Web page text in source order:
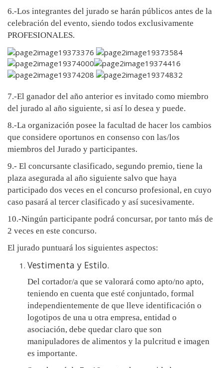
6.-Los integrantes del jurado se harán públicos antes de la
celebración del evento, siendo todos exclusivamente
PROFESIONALES.
7.-El ganador del año anterior es invitado como miembro
del jurado al año siguiente, si así lo desea y puede.
8.-La organización posee la facultad de hacer los cambios
que considere oportunos en consenso con las/los
miembros del Jurado y participantes.
9.- El concursante clasificado, segundo premio, tiene la
plaza asegurada al año siguiente salvo que haya
participado dos veces en el concurso profesional, en cuyo
caso pasará al tercer clasificado y así sucesivamente.
10.-Ningún participante podrá concursar, por tanto más de
2 veces en este concurso.
El jurado puntuará los siguientes aspectos:
Vestimenta y Estilo.
Del cortador/a que se valorará como apto/no apto,
teniendo en cuenta que esté conjuntado, formal
independientemente de que lleve identificación o
logotipos de una u otra empresa, entidad o
asociación, debe quedar claro que son
manipuladores de alimentos y la pulcritud e imagen
es importante.